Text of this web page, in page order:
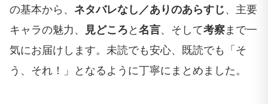
の基本から、 ネタバレなし／ありのあらすじ 、主要
キャラの魅力、
見どころ と 名言、そして考察 まで一
気にお届けします。未読でも安心、既読でも「そ
う、それ！」となるように丁寧にまとめました。